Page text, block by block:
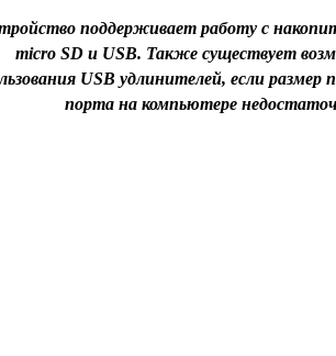
поддерживает работу с
micro SD и USB. Также существует
USB удлинителей, если размер
порта на компьютере